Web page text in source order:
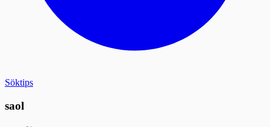
Söktips
saol